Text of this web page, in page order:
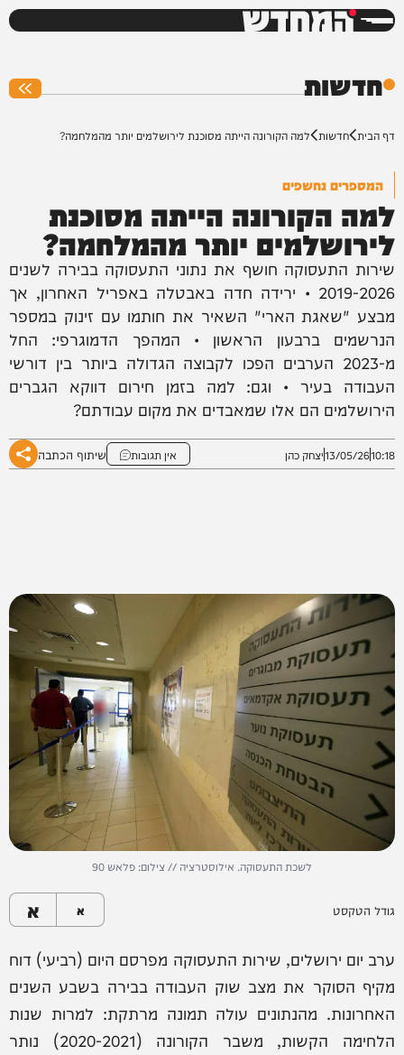
המחדש
חדשות
דף הבית חדשות למה הקורונה הייתה מסוכנת לירושלמים יותר מהמלחמה?
המספרים נחשפים
למה הקורונה הייתה מסוכנת
לירושלמים יותר מהמלחמה?
שירות התעסוקה חושף את נתוני התעסוקה בבירה לשנים
2019-2026 • ירידה חדה באבטלה באפריל האחרון, אך
מבצע "שאגת הארי" השאיר את חותמו עם זינוק במספר
הנרשמים ברבעון הראשון • המהפך הדמוגרפי: החל
מ-2023 הערבים הפכו לקבוצה הגדולה ביותר בין דורשי
העבודה בעיר • וגם: למה בזמן חירום דווקא הגברים
הירושלמים הם אלו שמאבדים את מקום עבודתם?
10:18
13/05/26יצחק כהן אין תגובות שיתוף הכתבה
לשכת התעסוקה. אילוסטרציה // צילום: פלאש 90
גודל הטקסט א א
ערב יום ירושלים, שירות התעסוקה מפרסם היום (רביעי) דוח
מקיף הסוקר את מצב שוק העבודה בבירה בשבע השנים
האחרונות. מהנתונים עולה תמונה מרתקת: למרות שנות
הלחימה הקשות, משבר הקורונה (2020-2021) נותר